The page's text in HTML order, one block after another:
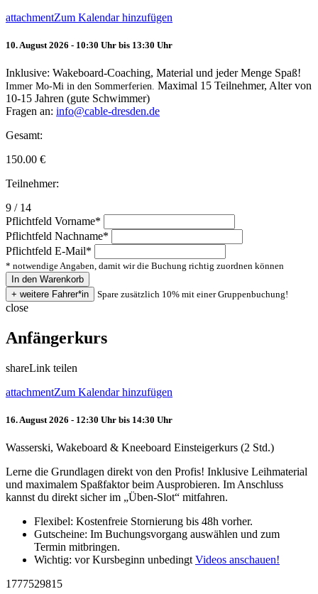
attachmentZum Kalendar hinzufügen
10. August 2026 - 10:30 Uhr bis 13:30 Uhr
Inklusive: Wakeboard-Coaching, Material und jeder Menge Spaß!
Immer Mo-Mi in den Sommerferien. Maximal 15 Teilnehmer, Alter von
10-15 Jahren (gute Schwimmer)
Fragen an: info@cable-dresden.de
Gesamt:
150.00 €
Teilnehmer:
9 / 14
Pflichtfeld Vorname*
Pflichtfeld Nachname*
Pflichtfeld E-Mail*
* notwendige Angaben, damit wir die Buchung richtig zuordnen können
Spare zusätzlich 10% mit einer Gruppenbuchung!
close
Anfängerkurs
shareLink teilen
attachmentZum Kalendar hinzufügen
16. August 2026 - 12:30 Uhr bis 14:30 Uhr
Wasserski, Wakeboard & Kneeboard Einsteigerkurs (2 Std.)
Lerne die Grundlagen direkt von den Profis! Inklusive Leihmaterial
und maximalem Spaßfaktor beim Ausprobieren. Im Anschluss
kannst du direkt sicher im „Üben-Slot“ mitfahren.
Flexibel: Kostenfreie Stornierung bis 48h vorher.
Gutscheine: Im Buchungsvorgang auswählen und zum
Termin mitbringen.
Wichtig: vor Kursbeginn unbedingt Videos anschauen!
1777529815